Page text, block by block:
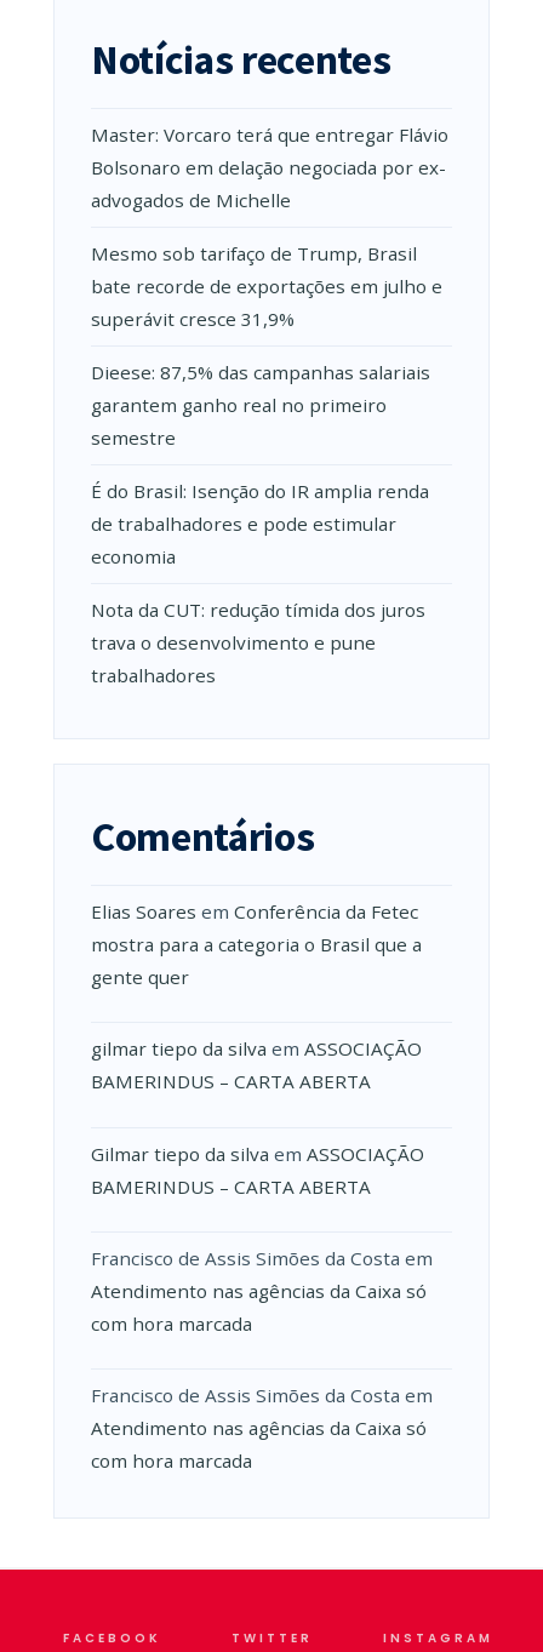
Notícias recentes
Master: Vorcaro terá que entregar Flávio
Bolsonaro em delação negociada por ex-
advogados de Michelle
Mesmo sob tarifaço de Trump, Brasil
bate recorde de exportações em julho e
superávit cresce 31,9%
Dieese: 87,5% das campanhas salariais
garantem ganho real no primeiro
semestre
É do Brasil: Isenção do IR amplia renda
de trabalhadores e pode estimular
economia
Nota da CUT: redução tímida dos juros
trava o desenvolvimento e pune
trabalhadores
Comentários
Elias Soares em Conferência da Fetec
mostra para a categoria o Brasil que a
gente quer
gilmar tiepo da silva em ASSOCIAÇÃO
BAMERINDUS – CARTA ABERTA
Gilmar tiepo da silva em ASSOCIAÇÃO
BAMERINDUS – CARTA ABERTA
Francisco de Assis Simões da Costa em
Atendimento nas agências da Caixa só
com hora marcada
Francisco de Assis Simões da Costa em
Atendimento nas agências da Caixa só
com hora marcada
FACEBOOK TWITTER INSTAGRAM